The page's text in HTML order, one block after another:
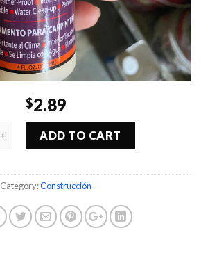
$2.89
ADD TO CART
Category:Construcción